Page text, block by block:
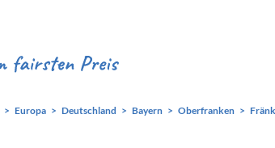
Europa Deutschland Bayern Oberfranken